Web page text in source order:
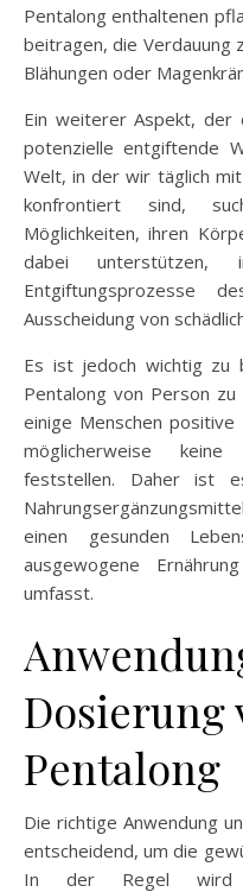
Pentalong enthaltenen
beitragen, die Verdauung
Blähungen oder
Ein weiterer Aspekt,
potenzielle entgiftende
Welt, in der wir täglich
konfrontiert sind,
Möglichkeiten, ihren
dabei unterstützen,
Entgiftungsprozesse
Ausscheidung von
Es ist jedoch wichtig zu
Pentalong von Person zu
einige Menschen
möglicherweise keine
feststellen. Daher ist
einen gesunden
ausgewogene
umfasst.
Dosierung
Pentalong
Die richtige Anwendung
entscheidend, um die
In der Regel wird